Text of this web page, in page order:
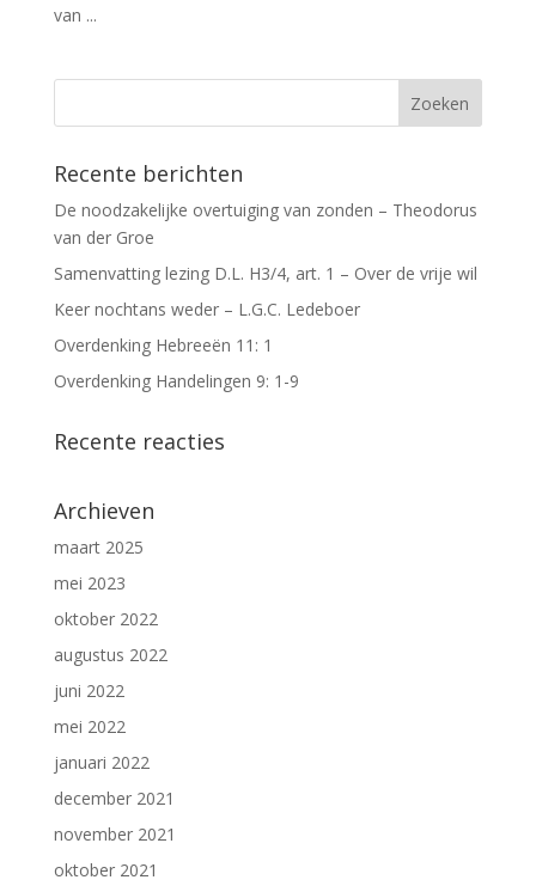
van ...
Recente berichten
De noodzakelijke overtuiging van zonden – Theodorus
van der Groe
Samenvatting lezing D.L. H3/4, art. 1 – Over de vrije wil
Keer nochtans weder – L.G.C. Ledeboer
Overdenking Hebreeën 11: 1
Overdenking Handelingen 9: 1-9
Recente reacties
Archieven
maart 2025
mei 2023
oktober 2022
augustus 2022
juni 2022
mei 2022
januari 2022
december 2021
november 2021
oktober 2021